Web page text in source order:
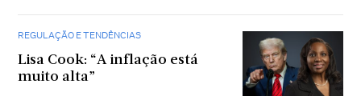
REGULAÇÃO E TENDÊNCIAS
Lisa Cook: “A inflação está
muito alta”